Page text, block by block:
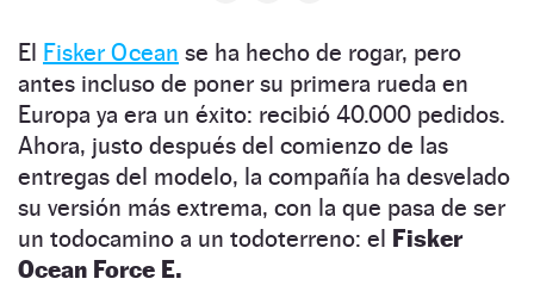
El Fisker Ocean se ha hecho de rogar, pero
antes incluso de poner su primera rueda en
Europa ya era un éxito: recibió 40.000 pedidos.
Ahora, justo después del comienzo de las
entregas del modelo, la compañía ha desvelado
su versión más extrema, con la que pasa de ser
un todocamino a un todoterreno: el Fisker
Ocean Force E.